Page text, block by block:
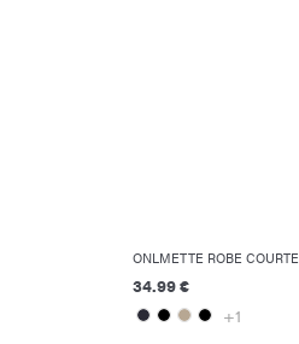
ONLMETTE ROBE COURTE
34.99 €
+1